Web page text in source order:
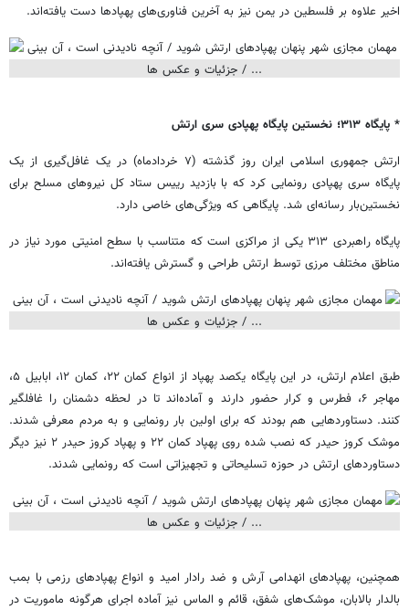
اخیر علاوه بر فلسطین در یمن نیز به آخرین فناوری‌های پهپادها دست یافته‌اند.
* پایگاه ۳۱۳؛ نخستین پایگاه پهپادی سری ارتش
ارتش جمهوری اسلامی ایران روز گذشته (۷ خردادماه) در یک غافل‌گیری از یک
پایگاه سری پهپادی رونمایی کرد که با بازدید رییس ستاد کل نیروهای مسلح برای
نخستین‌بار رسانه‌ای شد. پایگاهی که ویژگی‌های خاصی دارد.
پایگاه راهبردی ۳۱۳ یکی از مراکزی است که متناسب با سطح امنیتی مورد نیاز در
مناطق مختلف مرزی توسط ارتش طراحی و گسترش یافته‌اند.
طبق اعلام ارتش، در این پایگاه یکصد پهپاد از انواع کمان ۲۲، کمان ۱۲، ابابیل ۵،
مهاجر ۶، فطرس و کرار حضور دارند و آماده‌اند تا در لحظه دشمنان را غافلگیر
کنند. دستاوردهایی هم بودند که برای اولین بار رونمایی و به مردم معرفی شدند.
موشک کروز حیدر که نصب شده روی پهپاد کمان ۲۲ و پهپاد کروز حیدر ۲ نیز دیگر
دستاوردهای ارتش در حوزه تسلیحاتی و تجهیزاتی است که رونمایی شدند.
همچنین، پهپادهای انهدامی آرش و ضد رادار امید و انواع پهپادهای رزمی با بمب
بالدار بالابان، موشک‌های شفق، قائم و الماس نیز آماده اجرای هرگونه ماموریت در